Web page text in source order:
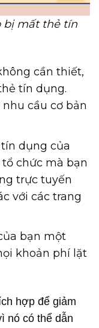
bị mất thẻ tín
cần thiết,
tín dụng.
cầu cơ bản
dụng của
chức mà bạn
trực tuyến
với các trang
bạn một
khoản phí lặt
hợp để giảm
nó có thể dẫn